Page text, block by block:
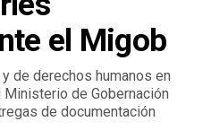
el Migob
de derechos humanos en
Ministerio de Gobernación
de documentación